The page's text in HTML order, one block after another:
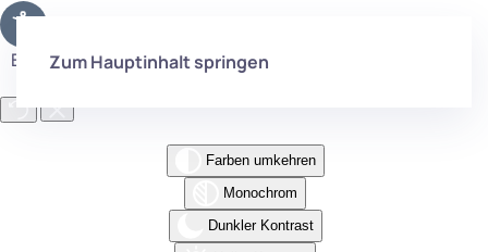
Eingabehilfen öffnen
Farben umkehren
Monochrom
Dunkler Kontrast
Zum Hauptinhalt springen